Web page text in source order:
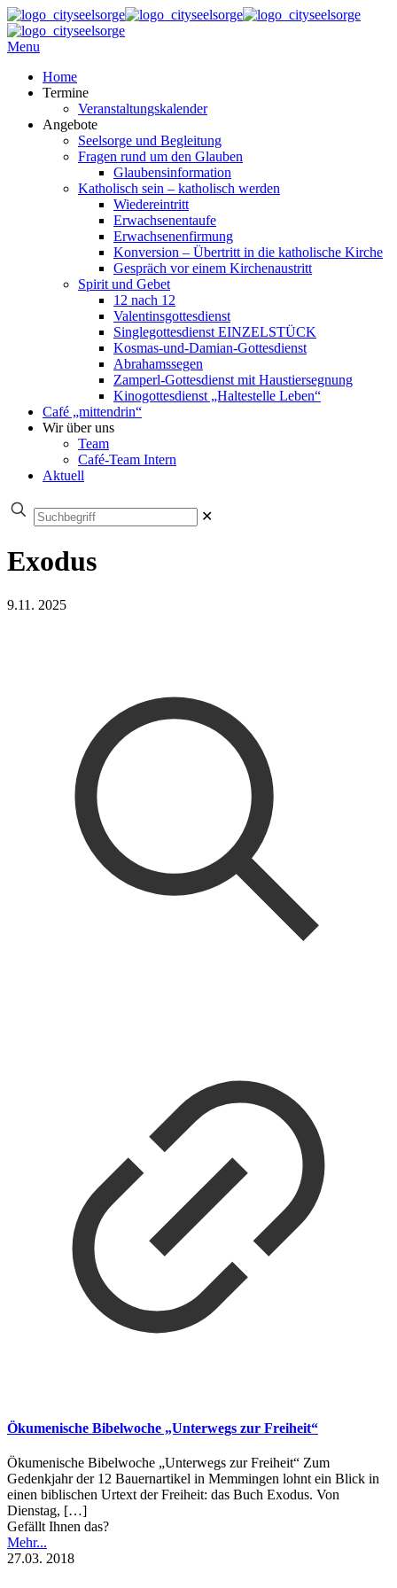
Menu
Home
Termine
Veranstaltungskalender
Angebote
Seelsorge und Begleitung
Fragen rund um den Glauben
Glaubensinformation
Katholisch sein – katholisch werden
Wiedereintritt
Erwachsenentaufe
Erwachsenenfirmung
Konversion – Übertritt in die katholische Kirche
Gespräch vor einem Kirchenaustritt
Spirit und Gebet
12 nach 12
Valentinsgottesdienst
Singlegottesdienst EINZELSTÜCK
Kosmas-und-Damian-Gottesdienst
Abrahamssegen
Zamperl-Gottesdienst mit Haustiersegnung
Kinogottesdienst „Haltestelle Leben“
Café „mittendrin“
Wir über uns
Team
Café-Team Intern
Aktuell
✕
Exodus
9.11. 2025
Ökumenische Bibelwoche „Unterwegs zur Freiheit“
Ökumenische Bibelwoche „Unterwegs zur Freiheit“ Zum
Gedenkjahr der 12 Bauernartikel in Memmingen lohnt ein Blick in
einen biblischen Urtext der Freiheit: das Buch Exodus. Von
Dienstag, […]
Gefällt Ihnen das?
Mehr...
27.03. 2018